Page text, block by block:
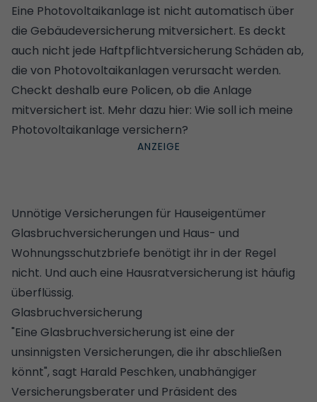
Eine Photovoltaikanlage ist nicht automatisch über
die Gebäudeversicherung mitversichert. Es deckt
auch nicht jede Haftpflichtversicherung Schäden ab,
die von Photovoltaikanlagen verursacht werden.
Checkt deshalb eure Policen, ob die Anlage
mitversichert ist. Mehr dazu hier: Wie soll ich meine
Photovoltaikanlage versichern?
Unnötige Versicherungen für Hauseigentümer
Glasbruchversicherungen und Haus- und
Wohnungsschutzbriefe benötigt ihr in der Regel
nicht. Und auch eine Hausratversicherung ist häufig
überflüssig.
Glasbruchversicherung
"Eine Glasbruchversicherung ist eine der
unsinnigsten Versicherungen, die ihr abschließen
könnt", sagt Harald Peschken, unabhängiger
Versicherungsberater und Präsident des